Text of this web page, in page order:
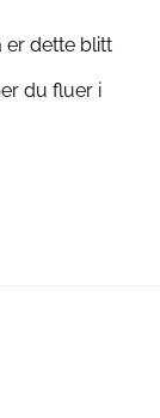
er dette blitt
du fluer i